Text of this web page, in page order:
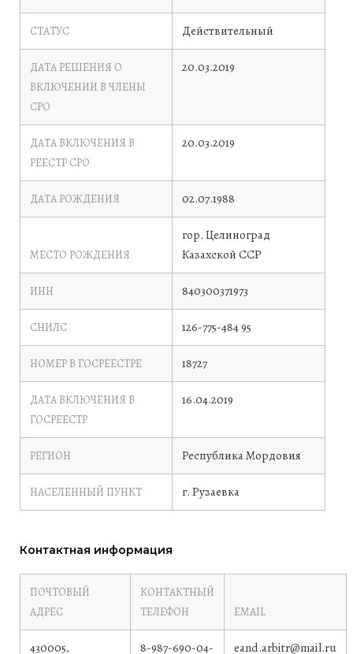
СТАТУС Действительный
ДАТА РЕШЕНИЯ О
ВКЛЮЧЕНИИ В ЧЛЕНЫ
СРО
20.03.2019
ДАТА ВКЛЮЧЕНИЯ В
РЕЕСТР СРО
20.03.2019
ДАТА РОЖДЕНИЯ 02.07.1988
МЕСТО РОЖДЕНИЯ
гор. Целиноград
Казахской ССР
ИНН 840300371973
СНИЛС 126-775-484 95
НОМЕР В ГОСРЕЕСТРЕ 18727
ДАТА ВКЛЮЧЕНИЯ В
ГОСРЕЕСТР
16.04.2019
РЕГИОН Республика Мордовия
НАСЕЛЕННЫЙ ПУНКТ г. Рузаевка
Контактная информация
ПОЧТОВЫЙ
АДРЕС
КОНТАКТНЫЙ
ТЕЛЕФОН
EMAIL
430005,
8-987-690-04-
eand.arbitr@mail.ru